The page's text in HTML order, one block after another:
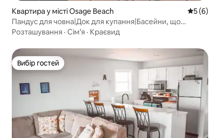
Квартира у місті Osage Beach Середня
5 (6)
Пандус для човна|Док для купання|Басейни, що
працюють цілий рік|Місць для сну: 13
Розташування · Сім’я · Краєвид
Вибір гостей
Вибір гостей